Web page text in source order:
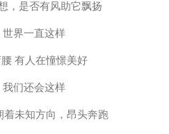
，是否有风助它飘扬
界一直这样
有人在憧憬美好
们还会这样
着未知方向，昂头奔跑